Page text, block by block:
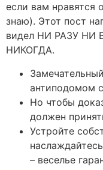
если вам нравятся
знаю). Этот пост
видел НИ РАЗУ
НИКОГДА.
антиподомом
Но чтобы
должен
Устройте
– веселье